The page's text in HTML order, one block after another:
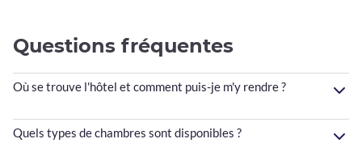
Questions fréquentes
Où se trouve l'hôtel et comment puis-je m'y rendre ?
Quels types de chambres sont disponibles ?